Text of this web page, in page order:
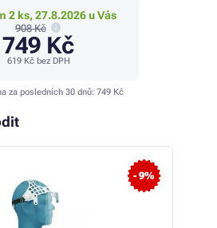
2 ks, 27.8.2026 u Vás
908 Kč
749 Kč
619 Kčbez DPH
za posledních 30 dnů: 749 Kč
- 9%